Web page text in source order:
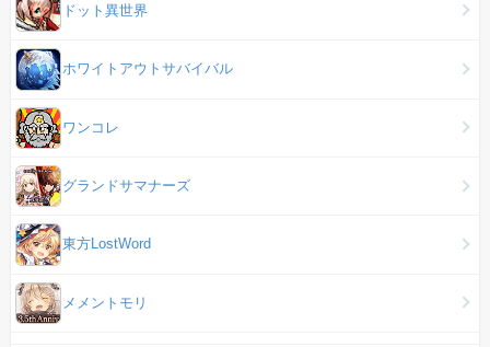
ドット異世界
ホワイトアウトサバイバル
ワンコレ
グランドサマナーズ
東方LostWord
メメントモリ